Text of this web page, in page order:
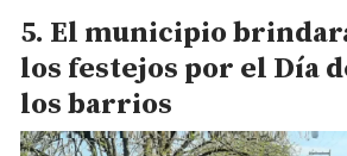
El municipio
los festejos por el Día
los barrios